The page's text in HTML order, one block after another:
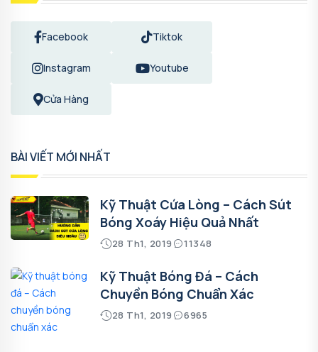
Facebook Tiktok
Instagram Youtube
Cửa Hàng
BÀI VIẾT MỚI NHẤT
Kỹ Thuật Cứa Lòng – Cách Sút
Bóng Xoáy Hiệu Quả Nhất
28 Th1, 2019 11348
Kỹ Thuật Bóng Đá – Cách
Chuyền Bóng Chuẩn Xác
28 Th1, 2019 6965